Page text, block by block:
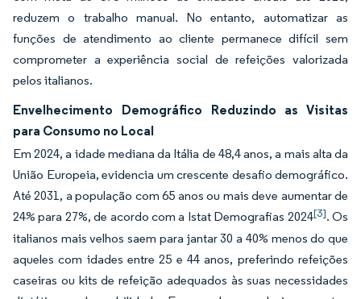
reduzem o trabalho manual. No entanto, automatizar as
funções de atendimento ao cliente permanece difícil sem
comprometer a experiência social de refeições valorizada
pelos italianos.
Envelhecimento Demográfico Reduzindo as Visitas
para Consumo no Local
Em 2024, a idade mediana da Itália de 48,4 anos, a mais alta da
União Europeia, evidencia um crescente desafio demográfico.
Até 2031, a população com 65 anos ou mais deve aumentar de
24% para 27%, de acordo com a Istat Demografias 2024[3]. Os
italianos mais velhos saem para jantar 30 a 40% menos do que
aqueles com idades entre 25 e 44 anos, preferindo refeições
caseiras ou kits de refeição adequados às suas necessidades